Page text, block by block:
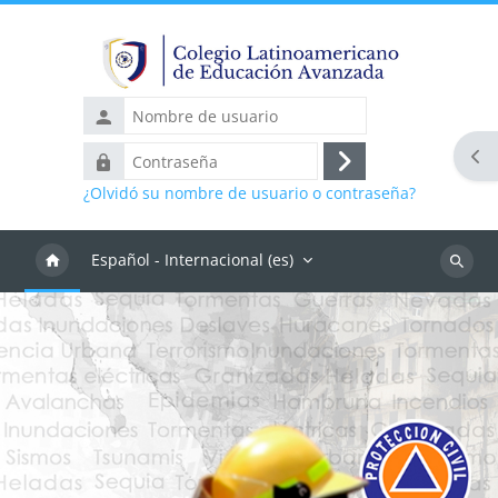
Nombre
de
usuario
Contraseña
Acceder
¿Olvidó su nombre de usuario o contraseña?
Español - Internacional ‎(es)‎
Buscar
cursos